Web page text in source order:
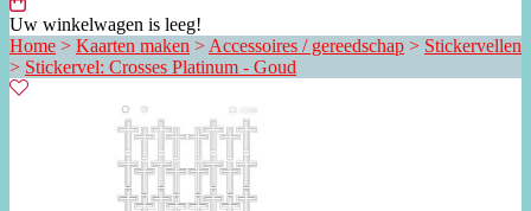
Uw winkelwagen is leeg!
Home > Kaarten maken > Accessoires / gereedschap > Stickervellen
> Stickervel: Crosses Platinum - Goud